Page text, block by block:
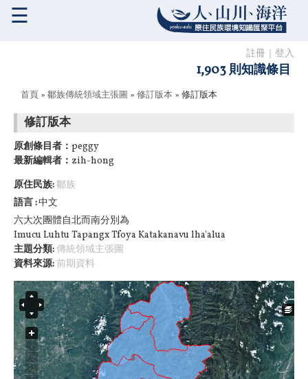
註冊 登入
1,903 則知識條目
☰
您在這裡
首頁 » 鄒族傳統領域主張圖 » 修訂版本 » 修訂版本
修訂版本
原創條目者： peggy
最新編輯者： zih-hong
原住民族:鄒族
語言 中文
六大次團體自北而南分別為
Imucu Luhtu Tapangx Tfoya Katakanavu lha'alua
主題分類:傳統領域主張圖
資料來源:前期資料